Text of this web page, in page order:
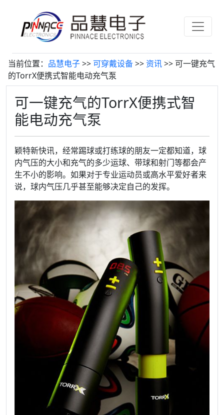
当前位置： 品慧电子>>可穿戴设备>> 资讯>> 可一键充气
的TorrX便携式智能电动充气泵
可一键充气的TorrX便携式智
能电动充气泵
颖特新快讯，经常踢球或打练球的朋友一定都知道，球
内气压的大小和充气的多少运球、带球和射门等都会产
生不小的影响。如果对于专业运动员或高水平爱好者来
说，球内气压几乎甚至能够决定自己的发挥。